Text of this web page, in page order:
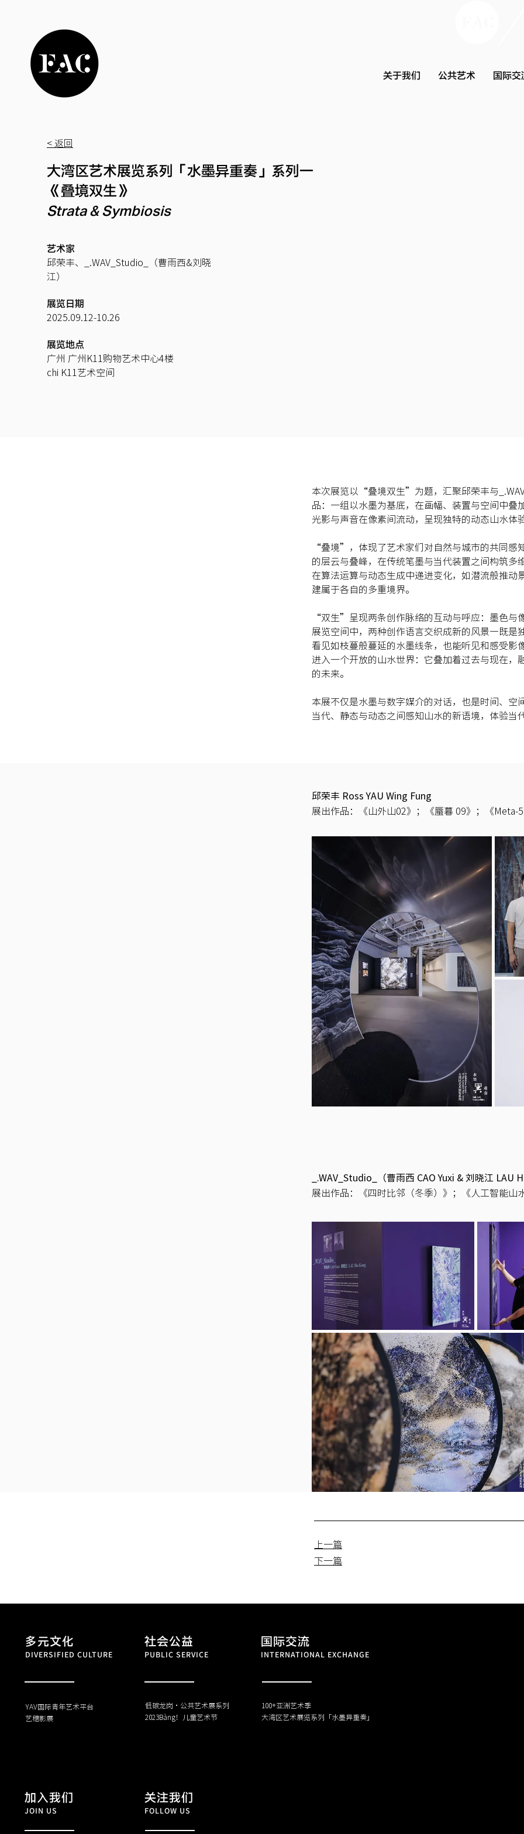
关于我们 公共艺术 国际交
< 返回
大湾区艺术展览系列「水墨异重奏」系列一
《叠境双生》
Strata & Symbiosis
艺术家
邱荣丰、_.WAV_Studio_（曹雨西&刘晓
江）
展览日期
2025.09.12-10.26
展览地点
广州 广州K11购物艺术中心4楼
​chi K11艺术空间
本次展览以“叠境双生”为题，汇聚邱荣丰与
品：一组以水墨为基底，在画幅、装置与空间中
光影与声音在像素间流动，呈现独特的动态山水体
“叠境”，体现了艺术家们对自然与城市的共同感
的层云与叠峰，在传统笔墨与当代装置之间构筑
在算法运算与动态生成中递进变化，如潜流般推
建属于各自的多重境界。
“双生”呈现两条创作脉络的互动与呼应：墨色与
展览空间中，两种创作语言交织成新的风景—既是
看见如枝蔓般蔓延的水墨线条，也能听见和感受
进入一个开放的山水世界：它叠加着过去与现在
的未来。
本展不仅是水墨与数字媒介的对话，也是时间、
当代、静态与动态之间感知山水的新语境，体验当
邱荣丰 Ross YAU Wing Fung
展出作品：《山外山02》；《蜃暮 09》；《Meta-
_.WAV_Studio_（曹雨西 CAO Yuxi & 刘晓江 LAU
展出作品：《四时比邻（冬季）》；《人工智能山
上一篇
下一篇
多元文化
DIVERSIFIED CULTURE
社会公益
PUBLIC SERVICE
国际交流
INTERNATIONAL EXCHANGE
YAV国际青年艺术平台
​艺穗影展
低碳龙岗·公共艺术展系列
​2023Bàng！儿童艺术节
100+亚洲艺术季
大湾区艺术展览系列「水墨异重奏」
加入我们
JOIN US
关注我们
FOLLOW US